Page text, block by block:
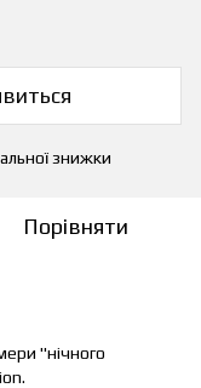
знижки
Порівняти
"нічного